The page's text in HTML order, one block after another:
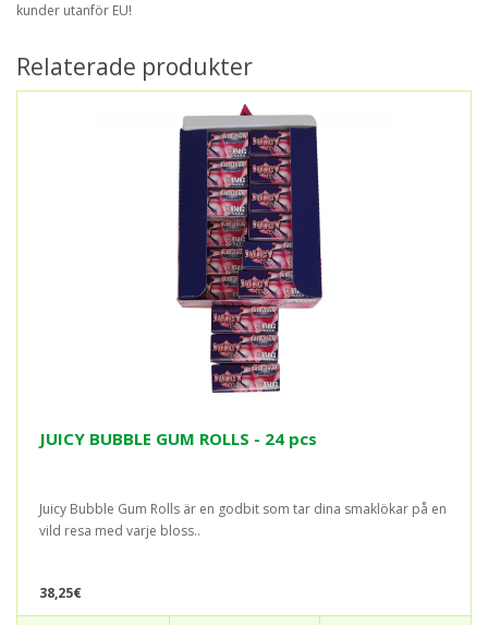
kunder utanför EU!
Relaterade produkter
JUICY BUBBLE GUM ROLLS - 24 pcs
Juicy Bubble Gum Rolls är en godbit som tar dina smaklökar på en
vild resa med varje bloss..
38,25€